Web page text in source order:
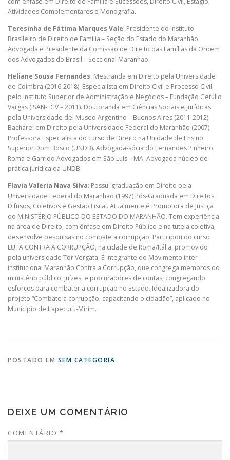
Atividades Complementares e Monografia.
Teresinha de Fátima Marques Vale: Presidente do Instituto
Brasileiro de Direito de Família – Seção do Estado do Maranhão.
Advogada e Presidente da Comissão de Direito das Famílias da Ordem
dos Advogados do Brasil – Seccional Maranhão.
Heliane Sousa Fernandes: Mestranda em Direito pela Universidade
de Coimbra (2016-2018). Especialista em Direito Civil e Processo Civil
pelo Instituto Superior de Administração e Negócios – Fundação Getúlio
Vargas (ISAN-FGV – 2011). Doutoranda em Ciências Sociais e Jurídicas
pela Universidade del Museo Argentino – Buenos Aires (2011-2012).
Bacharel em Direito pela Universidade Federal do Maranhão (2007).
Professora Especialista do curso de Direito na Unidade de Ensino
Superior Dom Bosco (UNDB). Advogada-sócia do Fernandes Pinheiro
Roma e Garrido Advogados em São Luís – MA. Advogada núcleo de
prática jurídica da UNDB
Flavia Valeria Nava Silva: Possui graduação em Direito pela
Universidade Federal do Maranhão (1997) Pós-Graduada em Direitos
Difusos, Coletivos e Gestão Fiscal. Atualmente é Promotora de Justiça
do MINISTÉRIO PÚBLICO DO ESTADO DO MARANHÃO. Tem experiência
na área de Direito, com ênfase em Direito Público e na tutela coletiva,
desenvolve pesquisas no combate a corrupção. Participou do curso
LUTA CONTRA A CORRUPÇÃO, na cidade de Roma/Itália, promovido
pela universidade Tor Vergata. É integrante do Movimento inter
institucional Maranhão Contra a Corrupção, que congrega membros do
ministério público, juízes, e procuradores de contas, congregando
esforços para combater a corrupção no Estado. Idealizadora do
projeto “Combate a corrupção, capacitando o cidadão”, aplicado no
Município de Itapecuru-Mirim.
POSTADO EM SEM CATEGORIA
DEIXE UM COMENTÁRIO
COMENTÁRIO *